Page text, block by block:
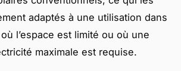
adaptés à une utilisation dans
l’espace est limité ou où une
maximale est requise.